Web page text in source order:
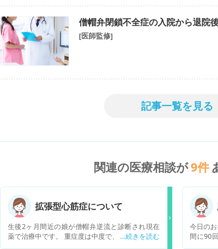
僧帽弁閉鎖不全症の入院から退院
[医師監修]
記事一覧を見る
関連の医療相談が9件
拡張型心筋症について
生後2ヶ月間近の娘が僧帽弁逆流と診断され現在
薬で治療中です。 重症度は中度で、体重が問題な
今日のお
間に90